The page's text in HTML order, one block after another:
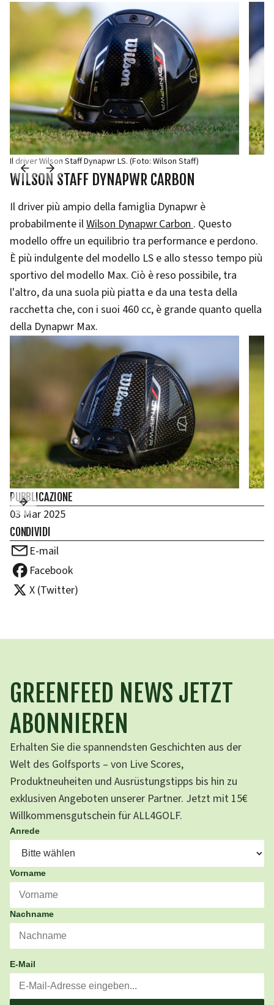
Il driver Wilson Staff Dynapwr LS. (Foto: Wilson Staff)
WILSON STAFF DYNAPWR CARBON
Il driver più ampio della famiglia Dynapwr è
probabilmente ilWilson Dynapwr Carbon. Questo
modello offre un equilibrio tra performance e perdono.
È più indulgente del modello LS e allo stesso tempo più
sportivo del modello Max. Ciò è reso possibile, tra
l'altro, da una suola più piatta e da una testa della
racchetta che, con i suoi 460 cc, è grande quanto quella
della Dynapwr Max.
PUBBLICAZIONE
03 Mar 2025
CONDIVIDI
E-mail
Facebook
X (Twitter)
GREENFEED NEWS JETZT
ABONNIEREN
Erhalten Sie die spannendsten Geschichten aus der
Welt des Golfsports – von Live Scores,
Produktneuheiten und Ausrüstungstipps bis hin zu
exklusiven Angeboten unserer Partner. Jetzt mit 15€
Willkommensgutschein für ALL4GOLF.
Anrede
Vorname
Nachname
E-Mail